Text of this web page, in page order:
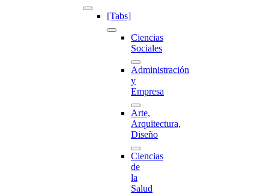
[Tabs]
Ciencias
Sociales
Administración
y
Empresa
Arte,
Arquitectura,
Diseño
Ciencias
de
la
Salud